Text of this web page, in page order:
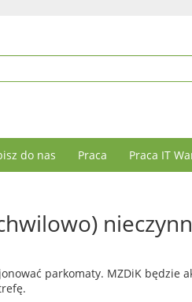
do nas Praca Praca IT
parkomaty. MZDiK będzie